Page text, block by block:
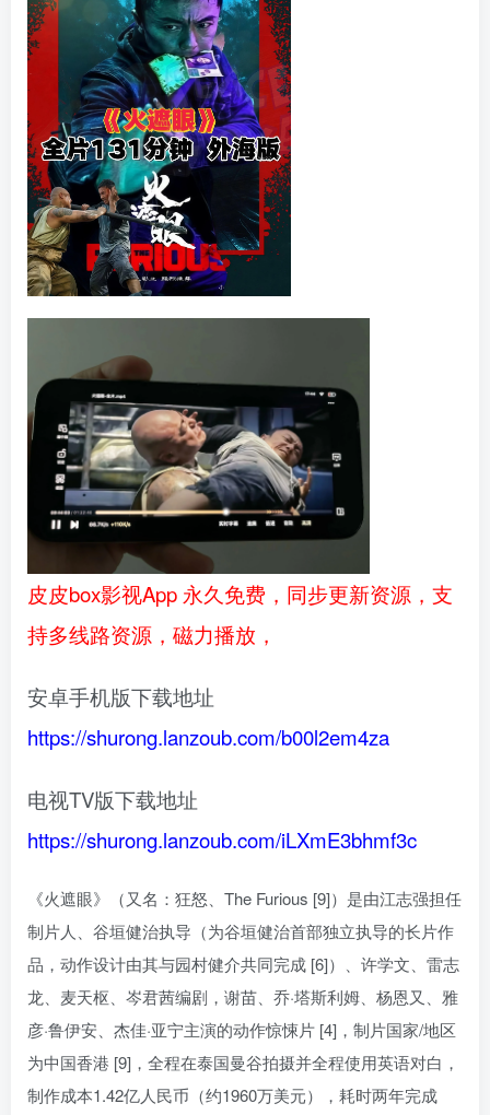
皮皮box影视App 永久免费，同步更新资源，支
持多线路资源，磁力播放，
安卓手机版下载地址
https://shurong.lanzoub.com/b00l2em4za
电视TV版下载地址
https://shurong.lanzoub.com/iLXmE3bhmf3c
《火遮眼》（又名：狂怒、The Furious [9]）是由江志强担任
制片人、谷垣健治执导（为谷垣健治首部独立执导的长片作
品，动作设计由其与园村健介共同完成 [6]）、许学文、雷志
龙、麦天枢、岑君茜编剧，谢苗、乔·塔斯利姆、杨恩又、雅
彦·鲁伊安、杰佳·亚宁主演的动作惊悚片 [4]，制片国家/地区
为中国香港 [9]，全程在泰国曼谷拍摄并全程使用英语对白，
制作成本1.42亿人民币（约1960万美元），耗时两年完成